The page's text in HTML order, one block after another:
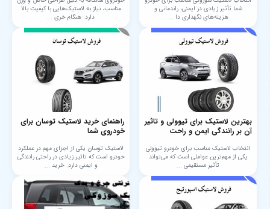
شما تأثیر زیادی در ایمنی، راندمانی و
هزینه‌های نگهداری دا ...
مناسب، نیاز به لاستیک‌هایی با کیفیت بالا
دارد. هنگام خری ...
بهترین لاستیک برای تیوولی و تاثیر
آن بر رانندگی ایمن و راحت
انتخاب لاستیک مناسب برای خودرو تیوولی
یکی از مهم‌ترین عواملی است که می‌تواند
تأثیر مستقیمی ...
راهنمای خرید لاستیک توسان برای
خودروی شما
لاستیک توسان یکی از اجزای مهم در عملکرد
خودرو است که تاثیر زیادی در راحتی رانندگی
و ایمنی دارد. خرید ...